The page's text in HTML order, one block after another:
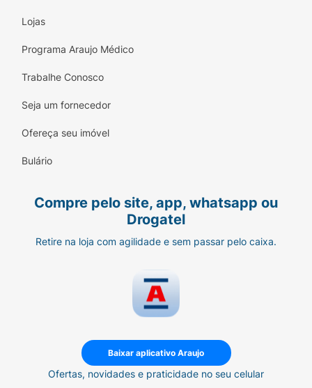
Lojas
Programa Araujo Médico
Trabalhe Conosco
Seja um fornecedor
Ofereça seu imóvel
Bulário
Compre pelo site, app, whatsapp ou
Drogatel
Retire na loja com agilidade e sem passar pelo caixa.
Baixar aplicativo Araujo
Ofertas, novidades e praticidade no seu celular